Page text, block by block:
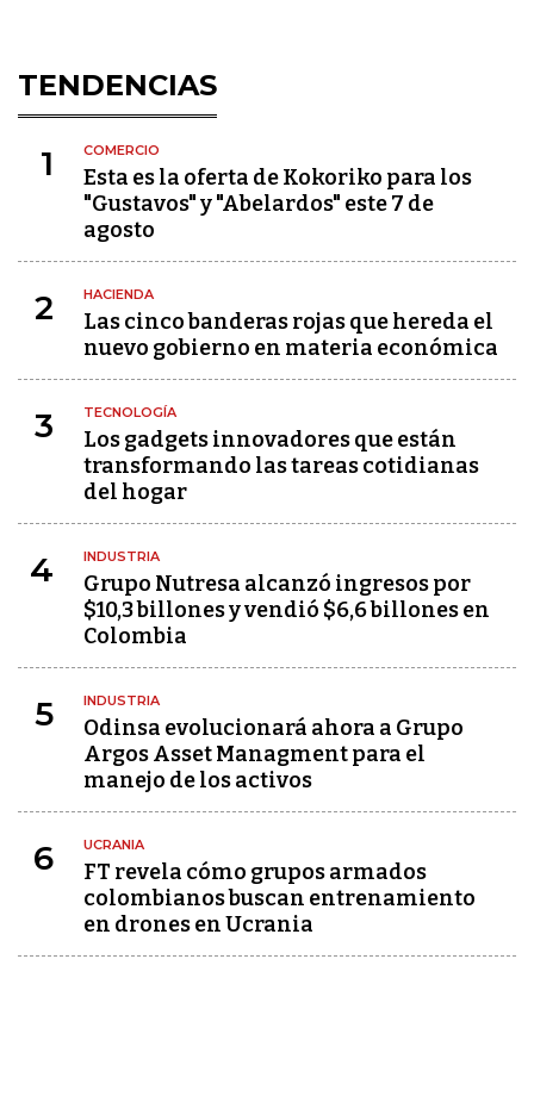
TENDENCIAS
1 COMERCIO
Esta es la oferta de Kokoriko para los
"Gustavos" y "Abelardos" este 7 de
agosto
2 HACIENDA
Las cinco banderas rojas que hereda el
nuevo gobierno en materia económica
3 TECNOLOGÍA
Los gadgets innovadores que están
transformando las tareas cotidianas
del hogar
4 INDUSTRIA
Grupo Nutresa alcanzó ingresos por
$10,3 billones y vendió $6,6 billones en
Colombia
5 INDUSTRIA
Odinsa evolucionará ahora a Grupo
Argos Asset Managment para el
manejo de los activos
6 UCRANIA
FT revela cómo grupos armados
colombianos buscan entrenamiento
en drones en Ucrania